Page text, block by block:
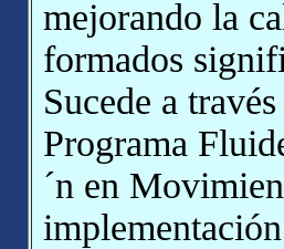
mejorando la
formados
Sucede a
Programa
´n en